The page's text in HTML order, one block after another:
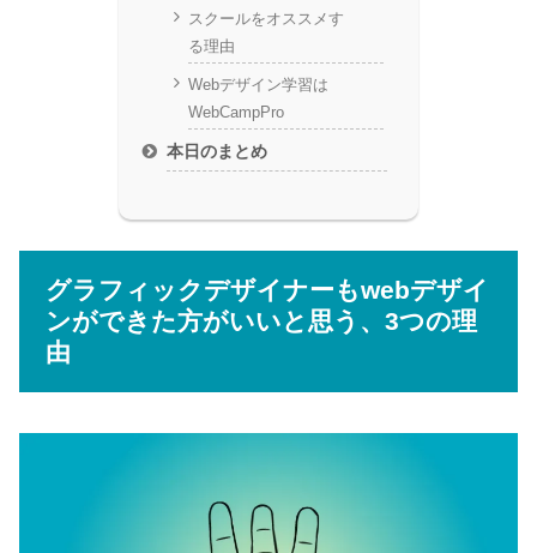
スクールをオススメす
る理由
Webデザイン学習は
WebCampPro
本日のまとめ
グラフィックデザイナーもwebデザイ
ンができた方がいいと思う、3つの理
由